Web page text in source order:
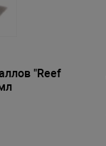
"Reef